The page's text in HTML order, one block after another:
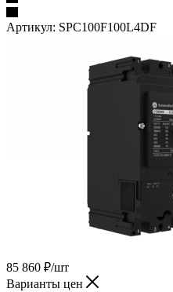
Артикул: SPC100F100L4DF
85 860 ₽/шт
Варианты цен